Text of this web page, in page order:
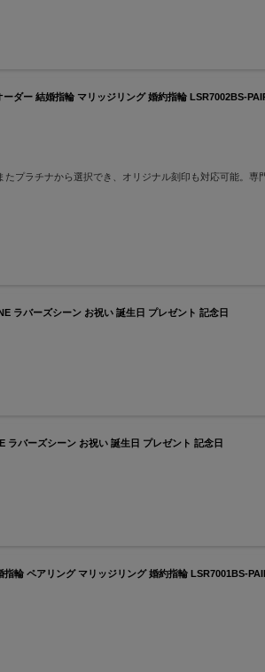
ダー 結婚指輪 マリッジリング 婚約指輪 LSR7002BS-
ラチナから選択でき、オリジナル刻印も対応可能。専
ラバーズシーン お祝い 誕生日 プレゼント 記念日
ラバーズシーン お祝い 誕生日 プレゼント 記念日
輪 ペアリング マリッジリング 婚約指輪 LSR7001BS-